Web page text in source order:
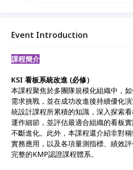
續改進。
Event Introduction
課程簡介
KSI 看板系統改進 (必修）
本課程聚焦於多團隊規模化組織中，
需求挑戰，並在成功改進後持續優化
統設計課程所累積的知識，深入探索
運作細節，並評估最適合組織的看板
不斷進化。此外，本課程還介紹非對
實務應用，以及各項量測指標、績效
完整的KMP認證課程體系。